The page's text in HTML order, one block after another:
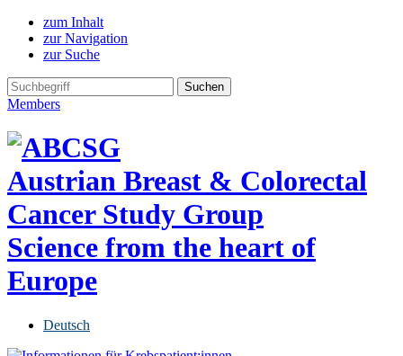
zum Inhalt
zur Navigation
zur Suche
Members
Austrian Breast & Colorectal
Cancer Study Group
Science from the heart of
Europe
Deutsch